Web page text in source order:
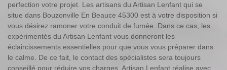
perfection votre projet. Les artisans du Artisan Lenfant qui se
situe dans Bouzonville En Beauce 45300 est à votre disposition si
vous désirez ramoner votre conduit de fumée. Dans ce cas, les
expérimentés du Artisan Lenfant vous donneront les
éclaircissements essentielles pour que vous vous préparer dans
le calme. De ce fait, le contact des spécialistes sera toujours
conseillé pour réduire vos charges. Artisan Lenfant réalise avec